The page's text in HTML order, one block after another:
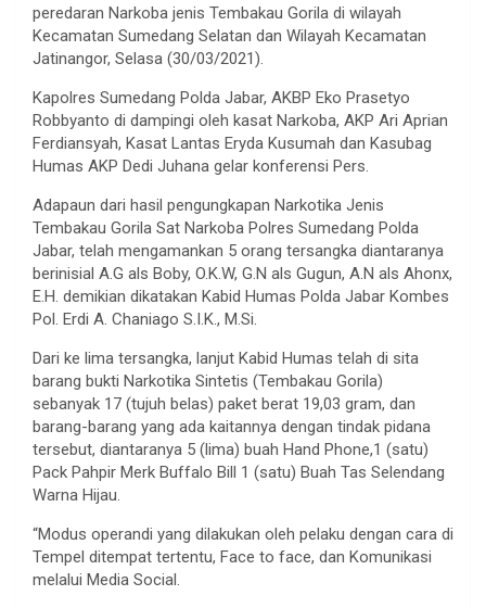
peredaran Narkoba jenis Tembakau Gorila di wilayah
Kecamatan Sumedang Selatan dan Wilayah Kecamatan
Jatinangor, Selasa (30/03/2021).
Kapolres Sumedang Polda Jabar, AKBP Eko Prasetyo
Robbyanto di dampingi oleh kasat Narkoba, AKP Ari Aprian
Ferdiansyah, Kasat Lantas Eryda Kusumah dan Kasubag
Humas AKP Dedi Juhana gelar konferensi Pers.
Adapaun dari hasil pengungkapan Narkotika Jenis
Tembakau Gorila Sat Narkoba Polres Sumedang Polda
Jabar, telah mengamankan 5 orang tersangka diantaranya
berinisial A.G als Boby, O.K.W, G.N als Gugun, A.N als Ahonx,
E.H. demikian dikatakan Kabid Humas Polda Jabar Kombes
Pol. Erdi A. Chaniago S.I.K., M.Si.
Dari ke lima tersangka, lanjut Kabid Humas telah di sita
barang bukti Narkotika Sintetis (Tembakau Gorila)
sebanyak 17 (tujuh belas) paket berat 19,03 gram, dan
barang-barang yang ada kaitannya dengan tindak pidana
tersebut, diantaranya 5 (lima) buah Hand Phone,1 (satu)
Pack Pahpir Merk Buffalo Bill 1 (satu) Buah Tas Selendang
Warna Hijau.
“Modus operandi yang dilakukan oleh pelaku dengan cara di
Tempel ditempat tertentu, Face to face, dan Komunikasi
melalui Media Social.